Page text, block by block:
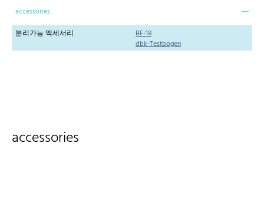
accessories
분리가능 액세서리
BF-18
dbk-Testbogen
accessories